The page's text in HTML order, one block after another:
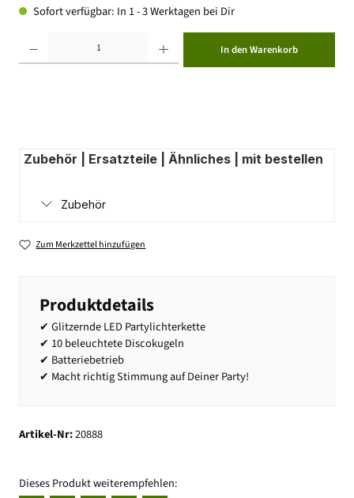
Sofort verfügbar: In 1 - 3 Werktagen bei Dir
In den Warenkorb
Zubehör | Ersatzteile | Ähnliches | mit bestellen
Zubehör
Zum Merkzettel hinzufügen
Produktdetails
✔ Glitzernde LED Partylichterkette
✔ 10 beleuchtete Discokugeln
✔ Batteriebetrieb
✔ Macht richtig Stimmung auf Deiner Party!
Artikel-Nr:20888
Dieses Produkt weiterempfehlen: